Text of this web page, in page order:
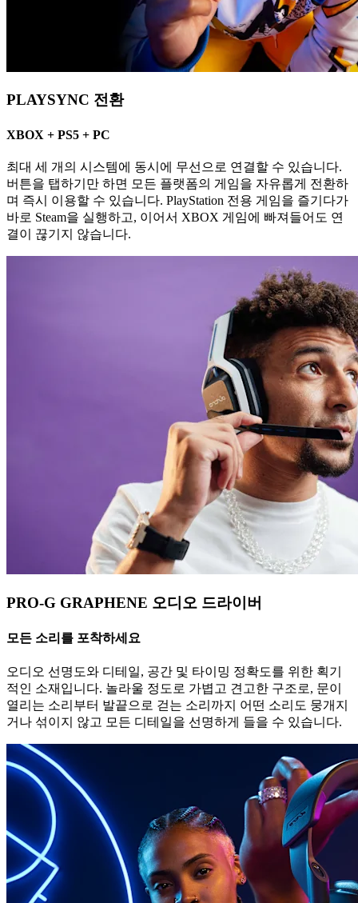
PLAYSYNC 전환
XBOX + PS5 + PC
최대 세 개의 시스템에 동시에 무선으로 연결할 수 있습니다.
버튼을 탭하기만 하면 모든 플랫폼의 게임을 자유롭게 전환하
며 즉시 이용할 수 있습니다. PlayStation 전용 게임을 즐기다가
바로 Steam을 실행하고, 이어서 XBOX 게임에 빠져들어도 연
결이 끊기지 않습니다.
PRO-G GRAPHENE 오디오 드라이버
모든 소리를 포착하세요
오디오 선명도와 디테일, 공간 및 타이밍 정확도를 위한 획기
적인 소재입니다. 놀라울 정도로 가볍고 견고한 구조로, 문이
열리는 소리부터 발끝으로 걷는 소리까지 어떤 소리도 뭉개지
거나 섞이지 않고 모든 디테일을 선명하게 들을 수 있습니다.